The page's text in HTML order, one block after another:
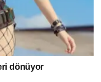
dönüyor